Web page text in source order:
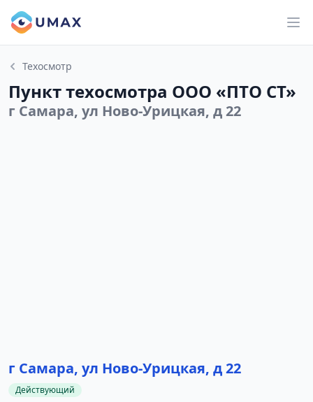
Техосмотр
Пункт техосмотра ООО «ПТО СТ»
г Самара, ул Ново-Урицкая, д 22
г Самара, ул Ново-Урицкая, д 22
Действующий